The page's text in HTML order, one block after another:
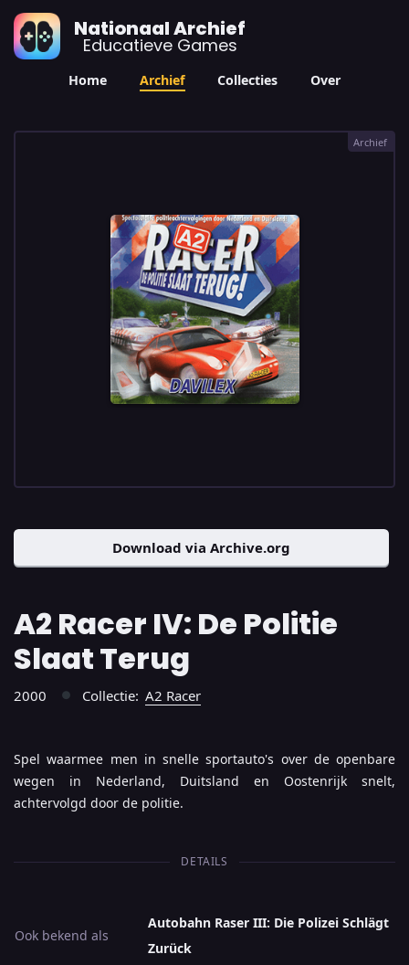
Nationaal Archief
Educatieve Games
Home Archief Collecties Over
Archief
Download via Archive.org
A2 Racer IV: De Politie
Slaat Terug
2000 ● Collectie: A2 Racer
Spel waarmee men in snelle sportauto's over de openbare
wegen in Nederland, Duitsland en Oostenrijk snelt,
achtervolgd door de politie.
DETAILS
Ook bekend als
Autobahn Raser III: Die Polizei Schlägt
Zurück